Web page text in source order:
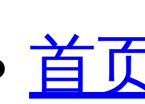
首